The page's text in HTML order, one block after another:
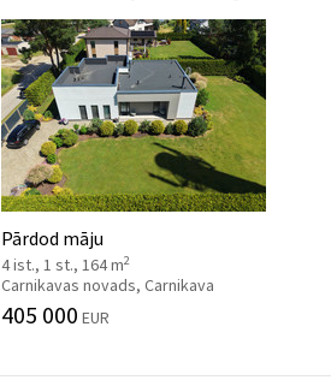
Pārdod māju
4 ist., 1 st., 164 m2
Carnikavas novads, Carnikava
405 000 EUR